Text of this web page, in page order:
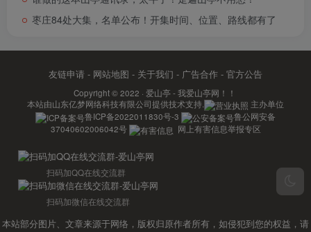
枣庄84处大集，名单公布！开集时间、位置、路线都有了
友链申请 - 网站地图 - 关于我们 - 广告合作 - 官方公告
Copyright © 2022 · 爱山亭 - 我爱山亭网！！
本站由山东亿梦网络科技有限公司提供技术支持.
主办单位
鲁ICP备2022011830号-3
鲁公网安备
37040602006042号
网上有害信息举报专区
扫码加QQ在线交流群
扫码加微信在线交流群
本站部分图片、文章来源于网络，版权归原作者所有，如侵犯到您的权益，请